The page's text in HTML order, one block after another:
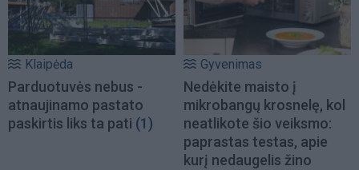
Klaipėda
Parduotuvės nebus -
atnaujinamo pastato
paskirtis liks ta pati (1)
Gyvenimas
Nedėkite maisto į
mikrobangų krosnelę, kol
neatlikote šio veiksmo:
paprastas testas, apie
kurį nedaugelis žino